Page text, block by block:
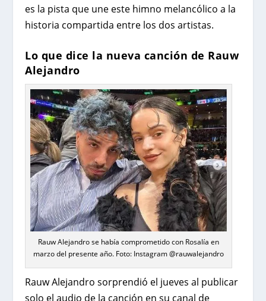
es la pista que une este himno melancólico a la
historia compartida entre los dos artistas.
Lo que dice la nueva canción de Rauw
Alejandro
Rauw Alejandro se había comprometido con Rosalía en
marzo del presente año. Foto: Instagram @rauwalejandro
Rauw Alejandro sorprendió el jueves al publicar
solo el audio de la canción en su canal de